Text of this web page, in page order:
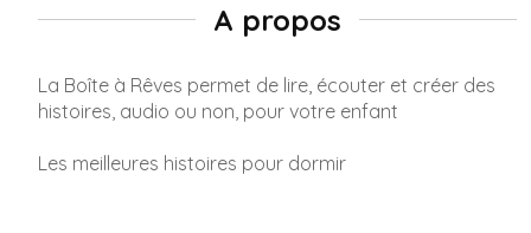
A propos
La Boîte à Rêves permet de lire, écouter et créer des
histoires, audio ou non, pour votre enfant
Les meilleures histoires pour dormir